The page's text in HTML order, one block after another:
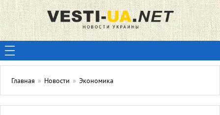
Главная » Новости » Экономика